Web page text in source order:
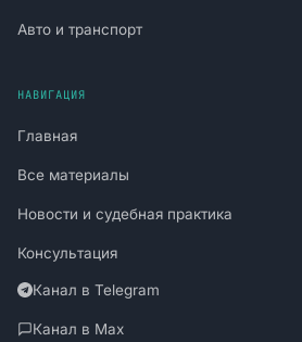
Авто и транспорт
НАВИГАЦИЯ
Главная
Все материалы
Новости и судебная практика
Консультация
Канал в Telegram
Канал в Max